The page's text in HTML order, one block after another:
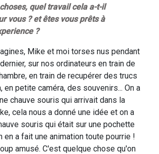
quel travail cela a-t-il
vous ? et êtes vous prêts à
?
Mike et moi torses nus pendant
sur nos ordinateurs en train de
en train de recupérer des trucs
en petite caméra, des souvenirs... On a
chauve souris qui arrivait dans la
cela nous a donné une idée et on a
souris qui était sur une pochette
en a fait une animation toute pourrie !
amusé. C'est quelque chose qu'on